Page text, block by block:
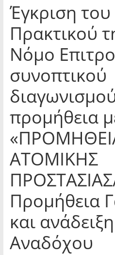
Έγκριση
Πρακτικού
Νόμο
συνοπτικού
προμήθεια
ΑΤΟΜΙΚΗΣ
Προμήθεια
και
Αναδόχου